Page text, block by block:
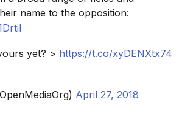
name to the opposition:
yet? > https://t.co/xyDENXtx74
April 27, 2018